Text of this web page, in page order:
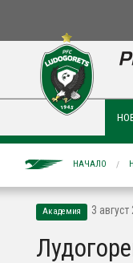
НАЧАЛО
Академия 3 август